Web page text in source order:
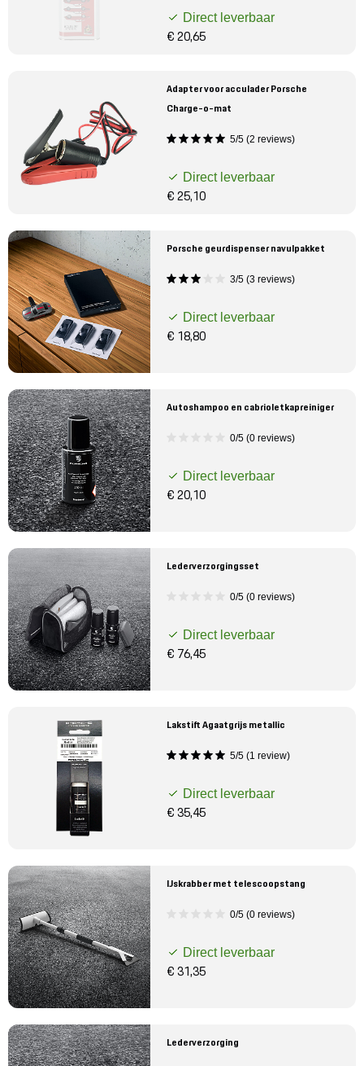
Direct leverbaar
€ 20,65
Adapter voor acculader Porsche
Charge-o-mat
5/5 (2 reviews)
Direct leverbaar
€ 25,10
Porsche geurdispenser navulpakket
3/5 (3 reviews)
Direct leverbaar
€ 18,80
Autoshampoo en cabrioletkapreiniger
0/5 (0 reviews)
Direct leverbaar
€ 20,10
Lederverzorgingsset
0/5 (0 reviews)
Direct leverbaar
€ 76,45
Lakstift Agaatgrijs metallic
5/5 (1 review)
Direct leverbaar
€ 35,45
IJskrabber met telescoopstang
0/5 (0 reviews)
Direct leverbaar
€ 31,35
Lederverzorging